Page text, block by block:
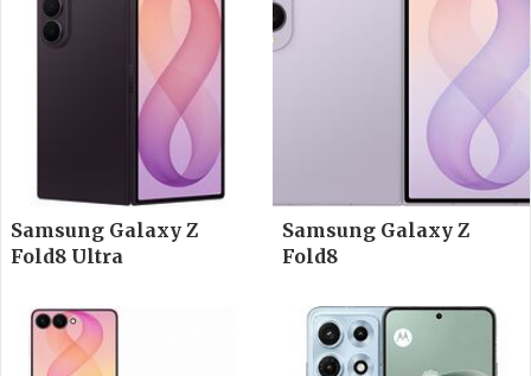
Samsung Galaxy Z
Fold8 Ultra
Samsung Galaxy Z
Fold8